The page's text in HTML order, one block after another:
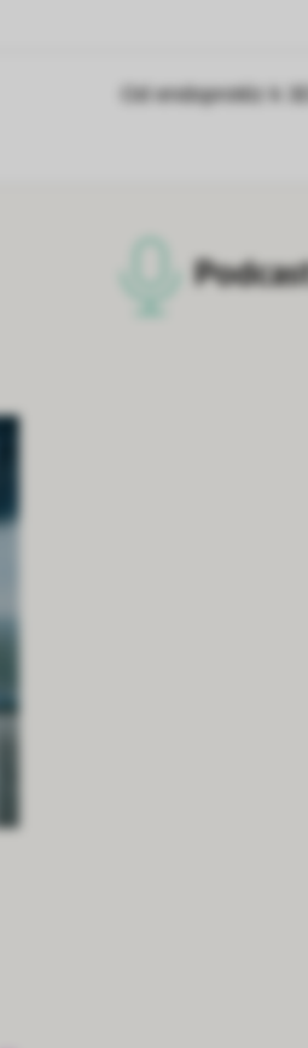
Od endoprotéz k